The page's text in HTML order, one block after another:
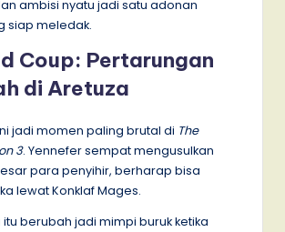
ambisi nyatu jadi satu adonan
siap meledak.
Coup: Pertarungan
di Aretuza
jadi momen paling brutal di The
3. Yennefer sempat mengusulkan
para penyihir, berharap bisa
lewat Konklaf Mages.
berubah jadi mimpi buruk ketika